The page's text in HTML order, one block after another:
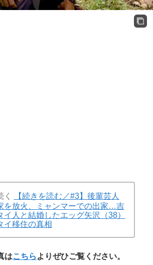
く
【続きを読む／#3】後輩芸人
を放火、ミャンマーでの出家…吉
イ人と結婚したエッグ矢沢（38）
イ移住の真相
はこちら よりぜひご覧ください。